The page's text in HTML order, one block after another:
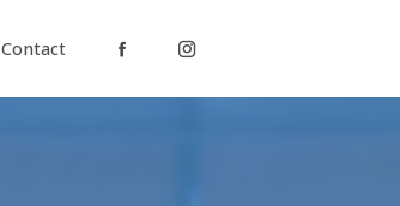
Contact